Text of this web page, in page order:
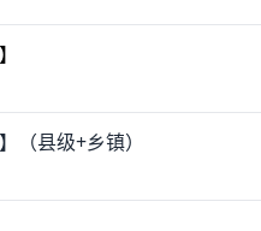
县级+乡镇）